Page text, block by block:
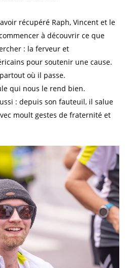
récupéré Raph, Vincent et le
à découvrir ce que
: la ferveur et
pour soutenir une cause.
où il passe.
qui nous le rend bien.
: depuis son fauteuil, il salue
moult gestes de fraternité et